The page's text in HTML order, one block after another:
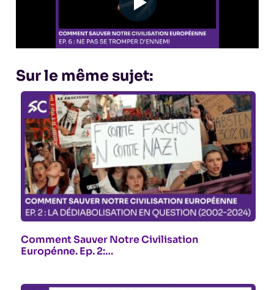
Sur le même sujet:
Comment Sauver Notre Civilisation
Europénne. Ep. 2:…